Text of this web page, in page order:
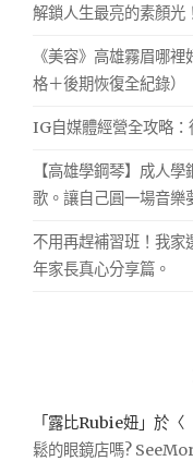
解鎖人生最亮的素顏光！
《美容》高雄霧眉哪
格＋後期恢復全紀錄）
IG自媒體經營全攻略：
【高雄學鋼琴】成人
歌。讓自己圓一場音樂
不用再趕補習班！我
年家長真心分享篇。
「 露比Rubie妞 」於〈
鬆的眼鏡店嗎?